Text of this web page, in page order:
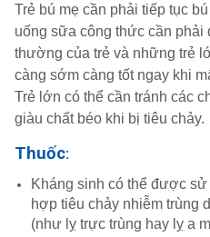
Trẻ bú mẹ cần phải tiếp tục
uống sữa công thức cần
thường của trẻ và những trẻ
càng sớm càng tốt ngay khi
Trẻ lớn có thể cần tránh các
giàu chất béo khi bị tiêu chảy.
Thuốc:
Kháng sinh có thể được
hợp tiêu chảy nhiễm trùng
(như lỵ trực trùng hay lỵ a